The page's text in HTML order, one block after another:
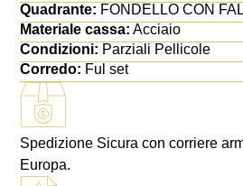
Quadrante: FONDELLO CON
Materiale cassa: Acciaio
Condizioni: Parziali Pellicole
Corredo: Ful set
Spedizione Sicura con corriere
Europa.